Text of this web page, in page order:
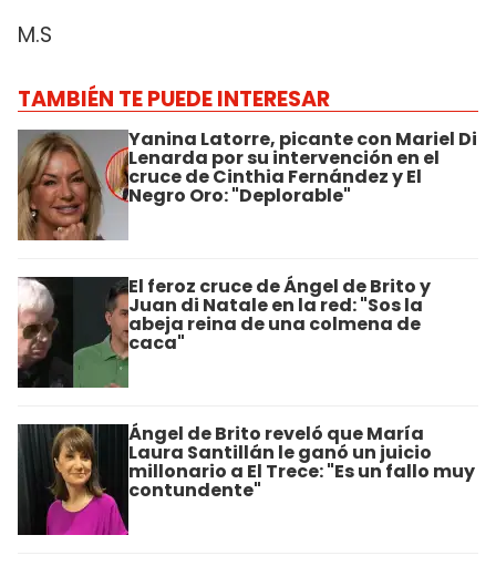
M.S
TAMBIÉN TE PUEDE INTERESAR
Yanina Latorre, picante con Mariel Di
Lenarda por su intervención en el
cruce de Cinthia Fernández y El
Negro Oro: "Deplorable"
El feroz cruce de Ángel de Brito y
Juan di Natale en la red: "Sos la
abeja reina de una colmena de
caca"
Ángel de Brito reveló que María
Laura Santillán le ganó un juicio
millonario a El Trece: "Es un fallo muy
contundente"